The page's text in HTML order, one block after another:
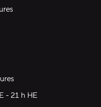
24 heures
- 21 h HE9 h HE - 21 h HE